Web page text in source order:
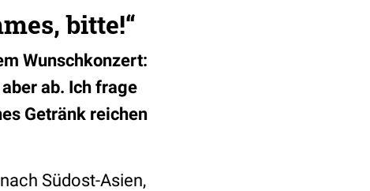
bitte!“
Wunschkonzert:
ab. Ich frage
Getränk reichen
Südost-Asien,